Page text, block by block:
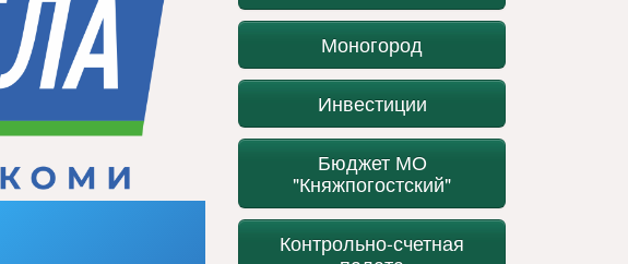
Моногород
Инвестиции
Бюджет МО
"Княжпогостский"
Контрольно-счетная